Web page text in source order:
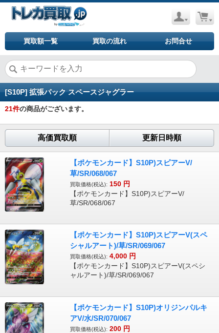
買取額一覧 買取の流れ お問合せ
[S10P] 拡張パック スペースジャグラー
21件の商品がございます。
高価買取順 更新日時順
【ポケモンカード】S10P)スピアーV/
草/SR/068/067
買取価格(税込): 150 円
【ポケモンカード】S10P)スピアーV/
草/SR/068/067
【ポケモンカード】S10P)スピアーV(スペ
シャルアート)/草/SR/069/067
買取価格(税込): 4,000 円
【ポケモンカード】S10P)スピアーV(スペシ
ャルアート)/草/SR/069/067
【ポケモンカード】S10P)オリジンパルキ
アV/水/SR/070/067
買取価格(税込): 200 円